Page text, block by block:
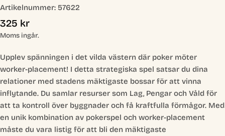
Artikelnummer: 57622
Ordinarie
pris
325 kr
Moms ingår.
Upplev spänningen i det vilda västern där poker möter
worker-placement! I detta strategiska spel satsar du dina
relationer med stadens mäktigaste bossar för att vinna
inflytande. Du samlar resurser som Lag, Pengar och Våld för
att ta kontroll över byggnader och få kraftfulla förmågor. Med
en unik kombination av pokerspel och worker-placement
måste du vara listig för att bli den mäktigaste